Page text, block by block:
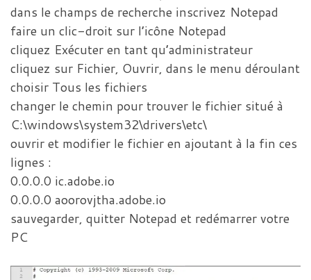
dans le champs de recherche inscrivez Notepad
faire un clic-droit sur l’icône Notepad
cliquez Exécuter en tant qu’administrateur
cliquez sur Fichier, Ouvrir, dans le menu déroulant
choisir Tous les fichiers
changer le chemin pour trouver le fichier situé à
C:\windows\system32\drivers\etc\
ouvrir et modifier le fichier en ajoutant à la fin ces
lignes :
0.0.0.0 ic.adobe.io
0.0.0.0 aoorovjtha.adobe.io
sauvegarder, quitter Notepad et redémarrer votre
PC